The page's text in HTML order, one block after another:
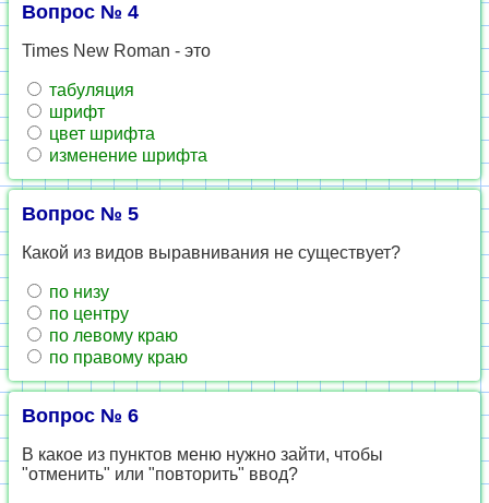
Вопрос № 4
Times New Roman - это
табуляция
шрифт
цвет шрифта
изменение шрифта
Вопрос № 5
Какой из видов выравнивания не существует?
по низу
по центру
по левому краю
по правому краю
Вопрос № 6
В какое из пунктов меню нужно зайти, чтобы
"отменить" или "повторить" ввод?